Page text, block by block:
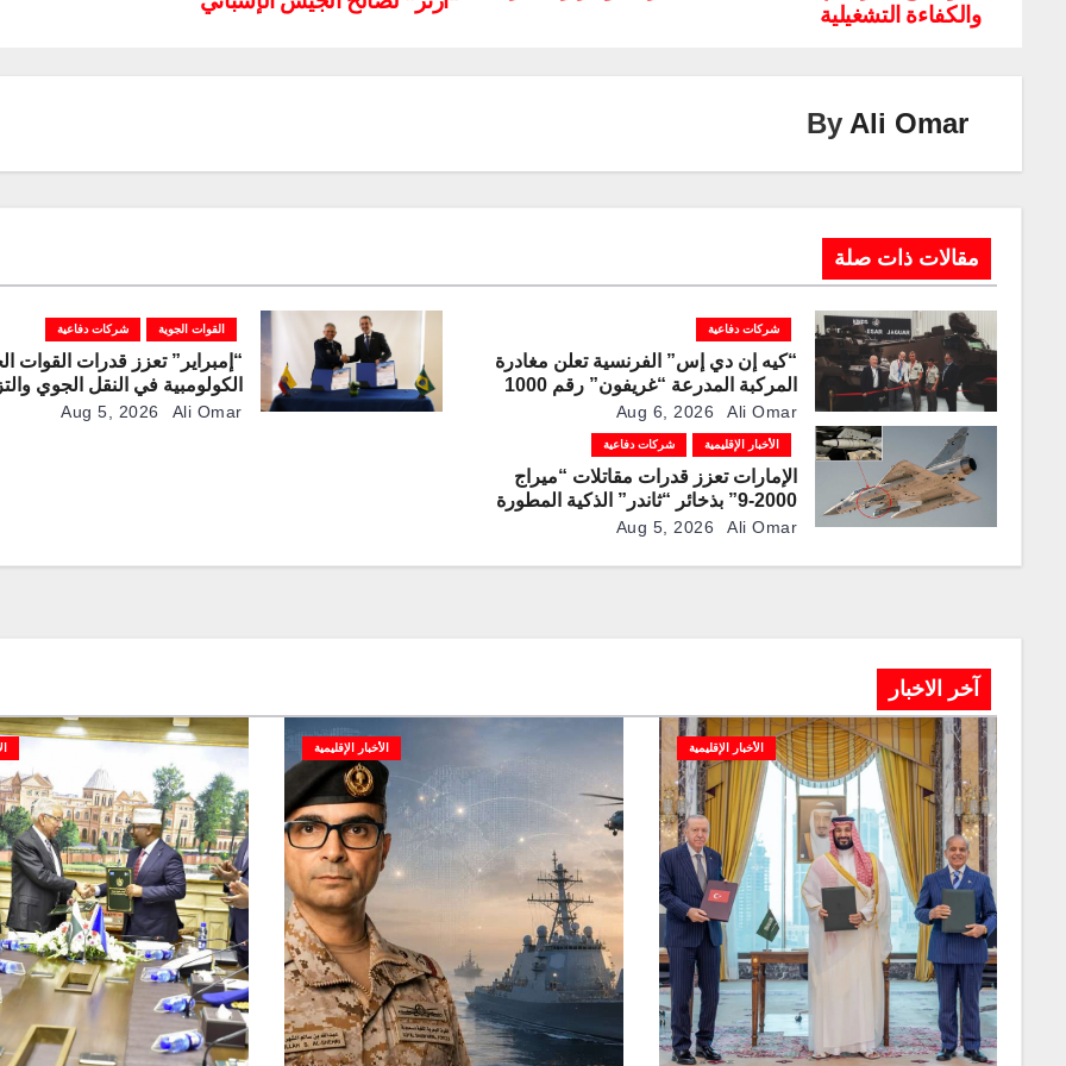
b
o
A
p
والكفاءة التشغيلية
By Ali Omar
مقالات ذات صلة
شركات دفاعية
“كيه إن دي إس” الفرنسية تعلن مغادرة
المركبة المدرعة “غريفون” رقم 1000
لخط الإنتاج Aug 6, 2026 Ali Omar
القوات الجوية شركات دفاعية
“إمبراير” تعزز قدرات القوات
الكولومبية في النقل الجوي
بالوقود جوًا من خلال تزويدها
Aug 5, 2026 Ali Omar
الأخبار الإقليمية شركات دفاعية
الإمارات تعزز قدرات مقاتلات “ميراج
2000-9” بذخائر “ثاندر” الذكية المطورة
محليًا
Aug 5, 2026 Ali Omar
آخر الاخبار
الأخبار الإقليمية الأخبار الإقليمية